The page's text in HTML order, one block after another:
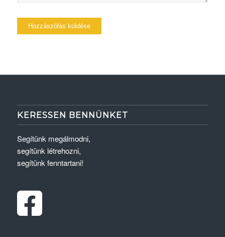
KERESSEN BENNÜNKET
Segítünk megálmodni,
segítünk létrehozni,
segítünk fenntartani!